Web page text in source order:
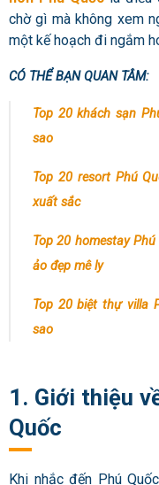
chờ gì mà không xem
một kế hoạch đi ngắm
CÓ THỂ BẠN QUAN TÂM:
Top 20 khách sạn
sao
Top 20 resort Phú
xuất sắc
Top 20 homestay
ảo đẹp mê ly
Top 20 biệt thự villa
sao
1. Giới thiệu
Quốc
Khi nhắc đến Phú